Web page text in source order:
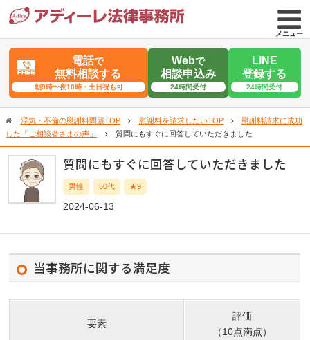
メニュー
電話で
無料相談する
朝9時〜夜10時・土日祝も可
Webで
相談申込み
24時間受付
LINE
登録する
24時間受付
浮気・不倫の慰謝料問題TOP 慰謝料を請求したいTOP
慰謝料請求に成功
した「ご相談者さまの声」
質問にもすぐに回答していただきました
質問にもすぐに回答していただきました
男性 50代 ★9
2024-06-13
当事務所に関する満足度
要素
評価
（10点満点）